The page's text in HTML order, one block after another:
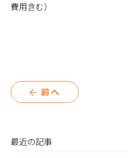
費用含む）
arrow_back 前へ
最近の記事